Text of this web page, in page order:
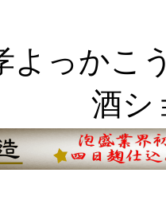
孝よ
酒シ